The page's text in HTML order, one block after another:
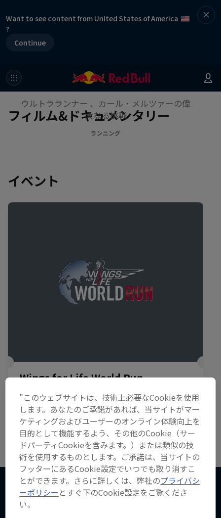
Want to see content from United States of America
?
Continue
フィルム&ドキュメンタリー
Human Express -3000kmの騎
跡-
ウルトラランナー 、カール・メルツァーの偉
大なる挑戦
ランニング
イベント
Wings for Life World Run
2026年5月10日
ランニング
リプレイを観る
こちらもチェック！
”このウェブサイトは、技術上必要なCookieを使用
します。あなたのご承諾があれば、当サイトがマー
ケティングおよびユーザーのオンライン体験向上を
目的として機能するよう、その他のCookie（サー
ドパーティCookieを含みます。）または類似の技
術を使用するものとします。ご承諾は、当サイトの
フッターにあるCookie設定でいつでも取り消すこ
とができます。さらに詳しくは、弊社のプライバシ
ーポリシー とすぐ下のCookie設定をご覧くださ
い。